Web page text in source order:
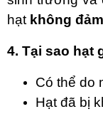
hạt không
4. Tại sao hạt
Có thể do
Hạt đã bị